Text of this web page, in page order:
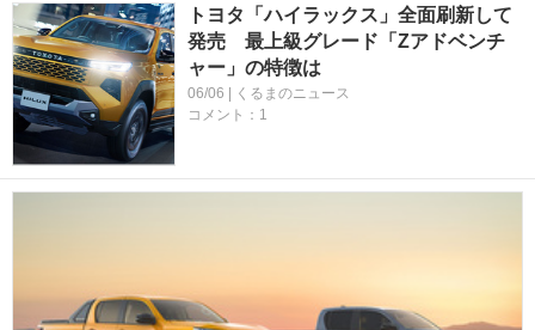
トヨタ「ハイラックス」全面刷新して
発売 最上級グレード「Zアドベンチ
ャー」の特徴は
06/06 | くるまのニュース
コメント：1